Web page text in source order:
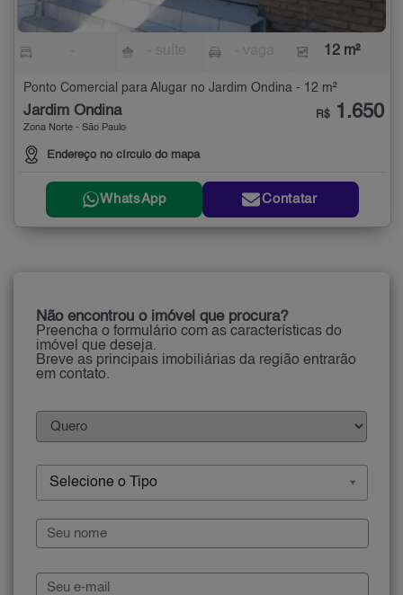
12 m²
Ponto Comercial para Alugar no Jardim Ondina - 12 m²
Jardim Ondina
Zona Norte - São Paulo
Endereço no círculo do mapa
R$ 1.650
WhatsApp Contatar
Não encontrou o imóvel que procura?
Preencha o formulário com as características do
imóvel que deseja.
Breve as principais imobiliárias da região entrarão
em contato.
Selecione o Tipo